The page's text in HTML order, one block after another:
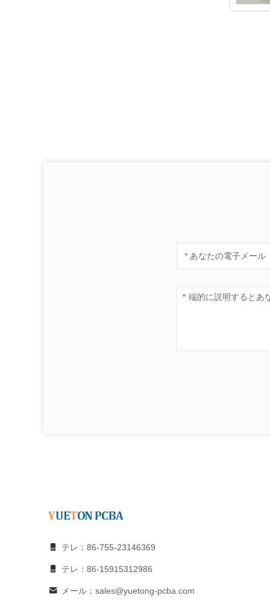
テレ：86-755-23146369
テレ：86-15915312986
メール：sales@yuetong-pcba.com